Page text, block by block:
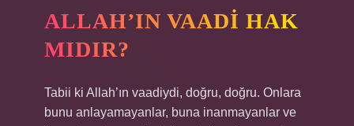
ALLAH’IN VAADI HAK
MIDIR?
Tabii ki Allah’ın vaadiydi, doğru, doğru. Onlara
bunu anlayamayanlar, buna inanmayanlar ve